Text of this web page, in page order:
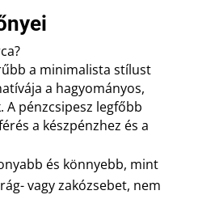
a minimalista stílust
a hagyományos,
A pénzcsipesz legfőbb
a készpénzhez és a
és könnyebb, mint
vagy zakózsebet, nem